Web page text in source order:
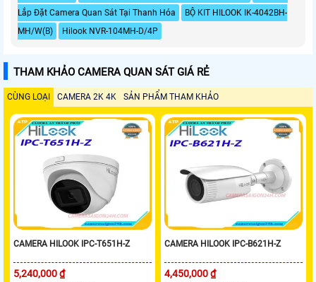
Lắp Đặt Camera Quan Sát Tại Thanh Hóa
BỘ KIT HILOOK IK-4042BH-
MH/W(B)
Hilook NVR-104MH-D/4P
THAM KHẢO CAMERA QUAN SÁT GIÁ RẺ
CÙNG LOẠI CAMERA 2K 4K SẢN PHẨM THAM KHẢO
CAMERA HILOOK IPC-T651H-Z
5,240,000 ₫
CAMERA HILOOK IPC-B621H-Z
4,450,000 ₫